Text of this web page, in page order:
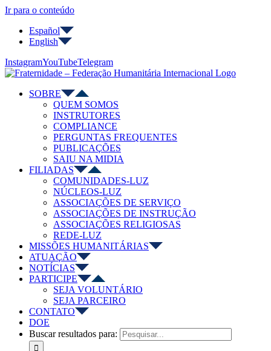
Ir para o conteúdo
Español
English
InstagramYouTubeTelegram
SOBRE
QUEM SOMOS
INSTRUTORES
COMPLIANCE
PERGUNTAS FREQUENTES
PUBLICAÇÕES
SAIU NA MIDIA
FILIADAS
COMUNIDADES-LUZ
NÚCLEOS-LUZ
ASSOCIAÇÕES DE SERVIÇO
ASSOCIAÇÕES DE INSTRUÇÃO
ASSOCIAÇÕES RELIGIOSAS
REDE-LUZ
MISSÕES HUMANITÁRIAS
ATUAÇÃO
NOTÍCIAS
PARTICIPE
SEJA VOLUNTÁRIO
SEJA PARCEIRO
CONTATO
DOE
Buscar resultados para: